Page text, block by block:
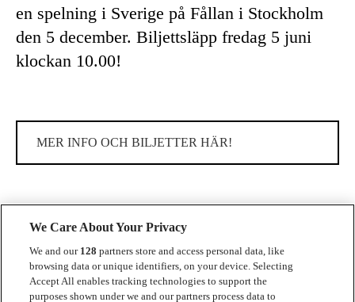
en spelning i Sverige på Fållan i Stockholm
den 5 december. Biljettsläpp fredag 5 juni
klockan 10.00!
MER INFO OCH BILJETTER HÄR!
Kontakt
We Care About Your Privacy
We and our 128 partners store and access personal data, like
browsing data or unique identifiers, on your device. Selecting
Accept All enables tracking technologies to support the
purposes shown under we and our partners process data to